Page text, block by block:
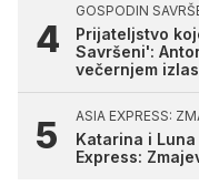
GOSPODIN
Prijateljstvo
Savršeni':
večernjem
ASIA EXPRESS:
Katarina i
Express: